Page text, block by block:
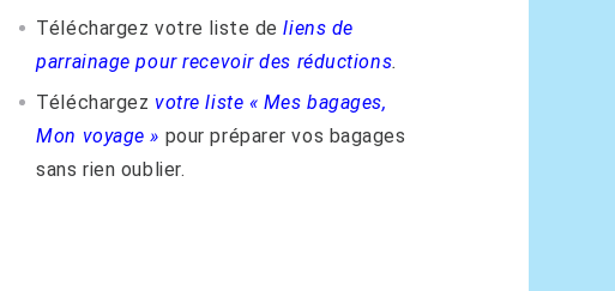
Téléchargez votre liste deliens de
parrainage pour recevoir des réductions.
Téléchargez votre liste « Mes bagages,
Mon voyage » pour préparer vos bagages
sans rien oublier.